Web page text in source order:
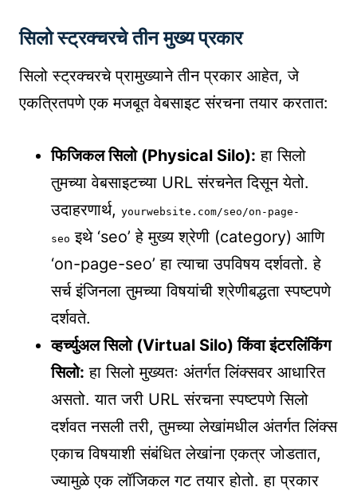
सिलो स्ट्रक्चरचे तीन मुख्य प्रकार
सिलो स्ट्रक्चरचे प्रामुख्याने तीन प्रकार आहेत, जे
एकत्रितपणे एक मजबूत वेबसाइट संरचना तयार करतात:
फिजिकल सिलो (Physical Silo): हा सिलो
तुमच्या वेबसाइटच्या URL संरचनेत दिसून येतो.
उदाहरणार्थ, yourwebsite.com/seo/on-page-
seo इथे ‘seo’ हे मुख्य श्रेणी (category) आणि
‘on-page-seo’ हा त्याचा उपविषय दर्शवतो. हे
सर्च इंजिनला तुमच्या विषयांची श्रेणीबद्धता स्पष्टपणे
दर्शवते.
व्हर्च्युअल सिलो (Virtual Silo) किंवा इंटरलिंकिंग
सिलो: हा सिलो मुख्यतः अंतर्गत लिंक्सवर आधारित
असतो. यात जरी URL संरचना स्पष्टपणे सिलो
दर्शवत नसली तरी, तुमच्या लेखांमधील अंतर्गत लिंक्स
एकाच विषयाशी संबंधित लेखांना एकत्र जोडतात,
ज्यामुळे एक लॉजिकल गट तयार होतो. हा प्रकार